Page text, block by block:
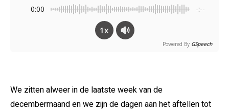
0:00 -:--
1x
Powered By GSpeech
We zitten alweer in de laatste week van de
decembermaand en we zijn de dagen aan het aftellen tot